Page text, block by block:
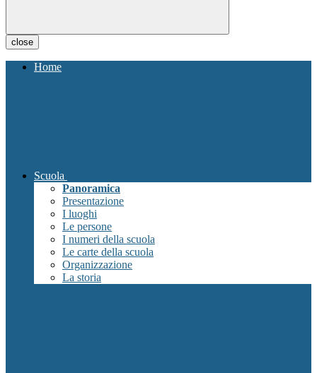
close
Home
Scuola
Panoramica
Presentazione
I luoghi
Le persone
I numeri della scuola
Le carte della scuola
Organizzazione
La storia